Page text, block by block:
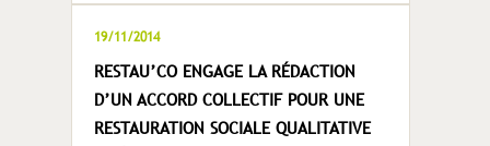
19/11/2014
RESTAU’CO ENGAGE LA RÉDACTION
D’UN ACCORD COLLECTIF POUR UNE
RESTAURATION SOCIALE QUALITATIVE